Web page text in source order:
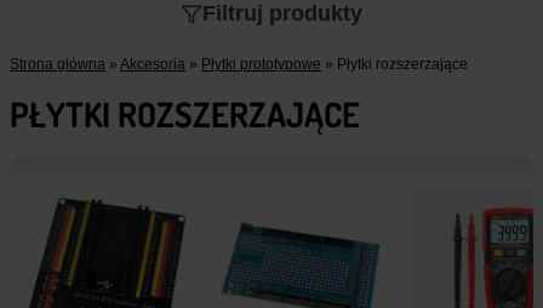
Filtruj produkty
Strona główna » Akcesoria » Płytki prototypowe » Płytki rozszerzające
PŁYTKI ROZSZERZAJĄCE